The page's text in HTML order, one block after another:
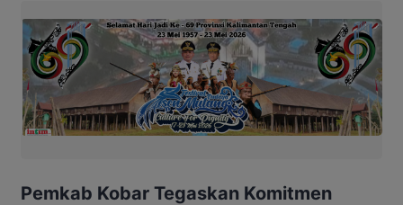
Pemkab Kobar Tegaskan Komitmen